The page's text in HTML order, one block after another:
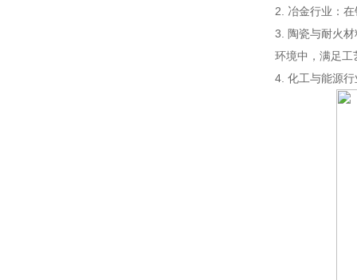
2. 冶金行业：
3. 陶瓷与耐火
环境中，满足工
4. 化工与能源